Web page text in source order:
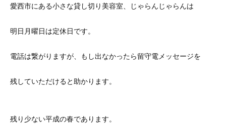
愛西市にある小さな貸し切り美容室、じゃらんじゃらんは
明日月曜日は定休日です。
電話は繋がりますが、もし出なかったら留守電メッセージを
残していただけると助かります。
残り少ない平成の春であります。